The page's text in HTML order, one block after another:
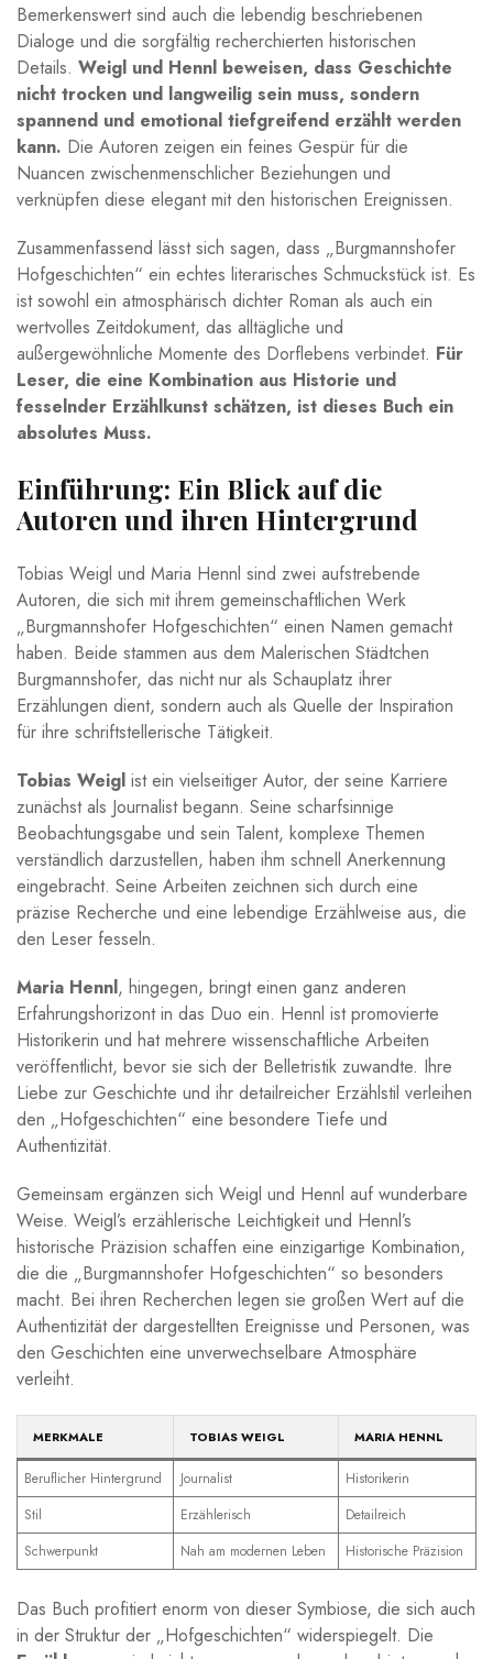
Bemerkenswert ‌sind auch⁣ die​ lebendig beschriebenen
Dialoge und die sorgfältig​ recherchierten historischen
Details. Weigl und Hennl beweisen, dass ⁢Geschichte
nicht trocken ⁤und langweilig sein muss, ⁤sondern
spannend und emotional ​tiefgreifend erzählt werden
‌kann. Die Autoren zeigen ein feines Gespür für die
Nuancen zwischenmenschlicher Beziehungen und
verknüpfen diese elegant mit den historischen Ereignissen.
Zusammenfassend lässt sich​ sagen, ‍dass „Burgmannshofer
Hofgeschichten“⁣ ein echtes literarisches Schmuckstück ist. Es
ist sowohl ein atmosphärisch dichter Roman als auch⁣ ein
wertvolles Zeitdokument, das ​alltägliche und
außergewöhnliche⁣ Momente des‌ Dorflebens verbindet. Für
Leser, die eine ⁢Kombination aus‍ Historie und
fesselnder Erzählkunst schätzen, ist dieses Buch ⁤ein
absolutes Muss.
Einführung: Ein Blick⁣ auf ​die
‌Autoren und ihren Hintergrund
Tobias Weigl und Maria Hennl sind zwei aufstrebende
Autoren, die sich mit ihrem gemeinschaftlichen Werk ​
„Burgmannshofer Hofgeschichten“ einen Namen gemacht
haben. Beide stammen aus dem Malerischen⁢ Städtchen
Burgmannshofer,​ das nicht nur als Schauplatz ihrer
Erzählungen dient, sondern auch als Quelle​ der​ Inspiration
für ihre⁣ schriftstellerische Tätigkeit.
Tobias Weigl ist ein vielseitiger Autor,‌ der seine Karriere
zunächst als ⁢Journalist​ begann. Seine scharfsinnige
Beobachtungsgabe und sein Talent, komplexe Themen
⁤verständlich darzustellen, haben ihm schnell Anerkennung
eingebracht. Seine Arbeiten zeichnen sich durch eine
präzise Recherche und ​eine⁣ lebendige Erzählweise aus, die
den Leser fesseln.
Maria ​Hennl, hingegen, bringt einen ganz anderen
Erfahrungshorizont in das Duo ein. Hennl ist ⁢promovierte
Historikerin und hat mehrere wissenschaftliche Arbeiten
veröffentlicht, bevor sie sich der ⁣Belletristik zuwandte. Ihre
Liebe zur Geschichte und ihr detailreicher Erzählstil verleihen
den ‌„Hofgeschichten“ eine besondere Tiefe und
Authentizität.
Gemeinsam‌ ergänzen sich Weigl und Hennl auf wunderbare
Weise. Weigl’s erzählerische ⁣Leichtigkeit ⁤und Hennl’s
historische Präzision schaffen eine ‍einzigartige Kombination,
die die⁣ „Burgmannshofer ‌Hofgeschichten“ so besonders
macht. Bei ihren Recherchen legen sie großen Wert auf die ​
Authentizität der dargestellten Ereignisse und Personen,⁤ was
den Geschichten eine unverwechselbare Atmosphäre
verleiht.
MERKMALE TOBIAS WEIGL MARIA HENNL
Beruflicher Hintergrund Journalist
Historikerin
Stil
Erzählerisch
Detailreich
Schwerpunkt
Nah am ⁢modernen Leben Historische Präzision
Das Buch profitiert enorm von dieser Symbiose, ​die sich auch
in der Struktur der „Hofgeschichten“ widerspiegelt. Die‌